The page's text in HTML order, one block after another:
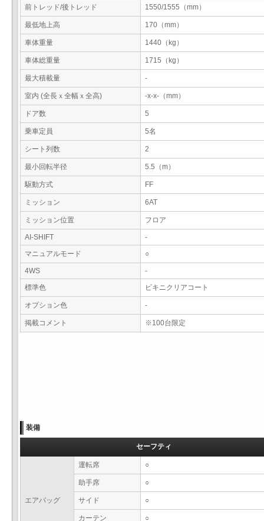
前トレッド/後トレッド 1550/1555（mm）
最低地上高 170（mm）
車体重量 1440（kg）
車体総重量 1715（kg）
最大積載量 -
室内 (全長ｘ全幅ｘ全高) -x-x-（mm）
ドア数 5
乗車定員 5名
シート列数 2
最小回転半径 5.5（m）
駆動方式 FF
ミッション 6AT
ミッション位置 フロア
AI-SHIFT
-
マニュアルモード
○
4WS
-
標準色
ビキニクリアコート
オプション色 -
掲載コメント ※100台限定
装備
セーフティ
エアバッグ
運転席 ○
助手席 ○
サイド ○
カーテン ○